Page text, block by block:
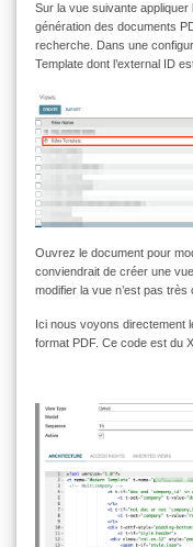
Sur la vue suivante appliquer
génération des documents
recherche. Dans une
Template dont l’external ID
Ouvrez le document pour
conviendrait de créer une
modifier la vue n’est pas très
Ici nous voyons directement
format PDF. Ce code est du